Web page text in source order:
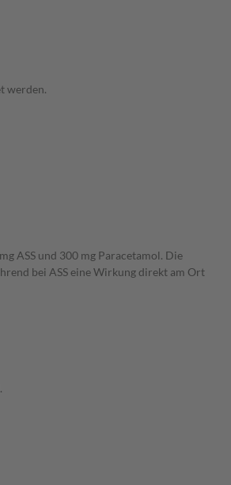
werden.
ASS und 300 mg Paracetamol. Die
bei ASS eine Wirkung direkt am Ort